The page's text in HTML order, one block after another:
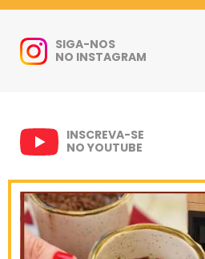
SIGA-NOS
NO INSTAGRAM
INSCREVA-SE
NO YOUTUBE